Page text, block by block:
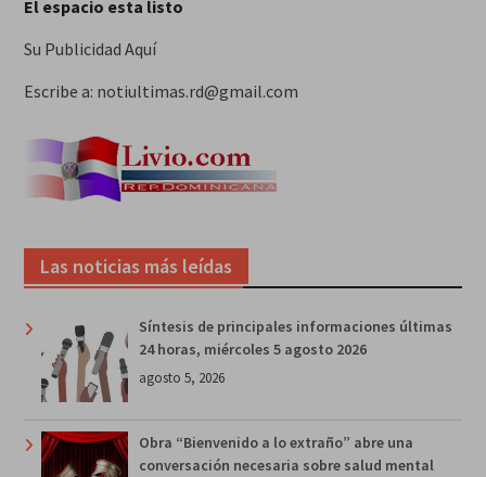
El espacio esta listo
Su Publicidad Aquí
Escribe a: notiultimas.rd@gmail.com
Las noticias más leídas
Síntesis de principales informaciones últimas
24 horas, miércoles 5 agosto 2026
agosto 5, 2026
Obra “Bienvenido a lo extraño” abre una
conversación necesaria sobre salud mental